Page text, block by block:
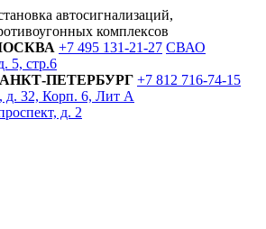
автосигнализаций,
комплексов
+7 495 131-21-27 СВАО
5, стр.6
ПЕТЕРБУРГ +7 812 716-74-15
д. 32, Корп. 6, Лит А
д. 2